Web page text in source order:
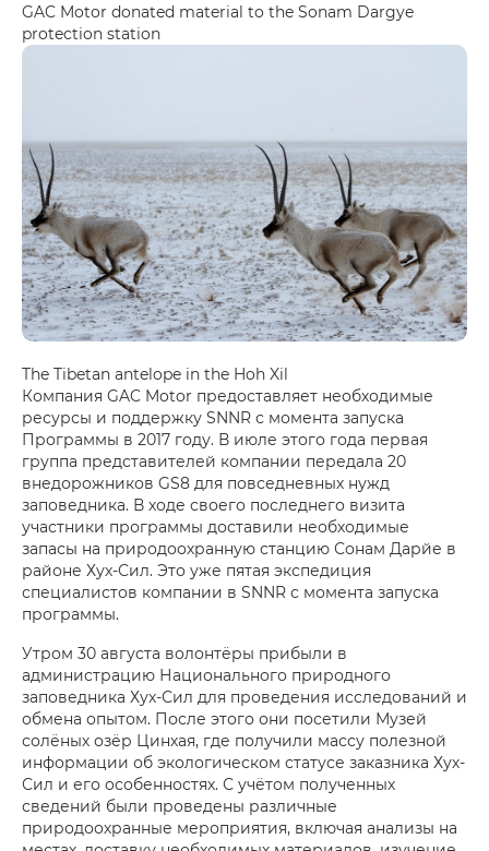
GAC Motor donated material to the Sonam Dargye
protection station
The Tibetan antelope in the Hoh Xil
Компания GAC Motor предоставляет необходимые
ресурсы и поддержку SNNR с момента запуска
Программы в 2017 году. В июле этого года первая
группа представителей компании передала 20
внедорожников GS8 для повседневных нужд
заповедника. В ходе своего последнего визита
участники программы доставили необходимые
запасы на природоохранную станцию Сонам Дарйе в
районе Хух-Сил. Это уже пятая экспедиция
специалистов компании в SNNR с момента запуска
программы.
Утром 30 августа волонтёры прибыли в
администрацию Национального природного
заповедника Хух-Сил для проведения исследований и
обмена опытом. После этого они посетили Музей
солёных озёр Цинхая, где получили массу полезной
информации об экологическом статусе заказника Хух-
Сил и его особенностях. С учётом полученных
сведений были проведены различные
природоохранные мероприятия, включая анализы на